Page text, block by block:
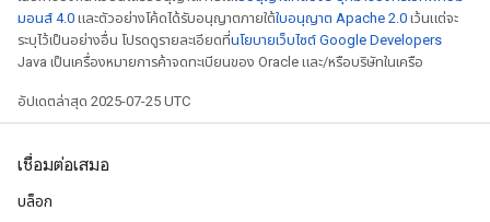
มอนส์ 4.0 และตัวอย่างโค้ดได้รับอนุญาตภายใต้ใบอนุญาต Apache 2.0 เว้นแต่จะ
ระบุไว้เป็นอย่างอื่น โปรดดูรายละเอียดที่นโยบายเว็บไซต์ Google Developers
Java เป็นเครื่องหมายการค้าจดทะเบียนของ Oracle และ/หรือบริษัทในเครือ
อัปเดตล่าสุด 2025-07-25 UTC
เชื่อมต่อเสมอ
บล็อก